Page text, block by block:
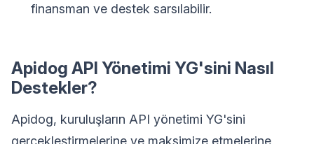
finansman ve destek sarsılabilir.
Apidog API Yönetimi YG'sini Nasıl
Destekler?
Apidog, kuruluşların API yönetimi YG'sini
gerçekleştirmelerine ve maksimize etmelerine